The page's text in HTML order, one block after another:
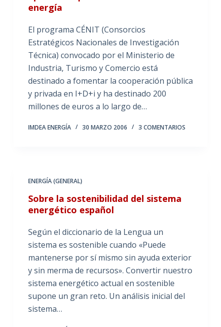
energía
El programa CÉNIT (Consorcios
Estratégicos Nacionales de Investigación
Técnica) convocado por el Ministerio de
Industria, Turismo y Comercio está
destinado a fomentar la cooperación pública
y privada en I+D+i y ha destinado 200
millones de euros a lo largo de…
IMDEA ENERGÍA 30 MARZO 2006 3 COMENTARIOS
ENERGÍA (GENERAL)
Sobre la sostenibilidad del sistema
energético español
Según el diccionario de la Lengua un
sistema es sostenible cuando «Puede
mantenerse por sí mismo sin ayuda exterior
y sin merma de recursos». Convertir nuestro
sistema energético actual en sostenible
supone un gran reto. Un análisis inicial del
sistema…